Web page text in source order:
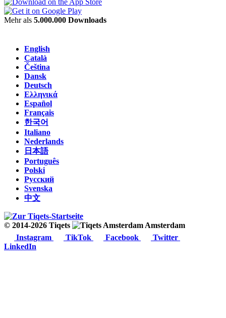
Mehr als 5.000.000 Downloads
English
Català
Čeština
Dansk
Deutsch
Ελληνικά
Español
Français
한국어
Italiano
Nederlands
日本語
Português
Polski
Русский
Svenska
中文
© 2014-2026 Tiqets
Amsterdam
Instagram
TikTok Facebook
Twitter
LinkedIn